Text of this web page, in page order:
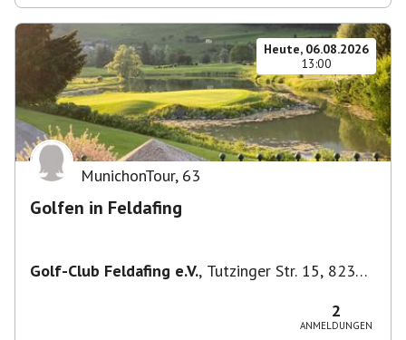
Heute, 06.08.2026
13:00
MunichonTour, 63
Golfen in Feldafing
Golf-Club Feldafing e.V., Tutzinger Str. 15, 82340
2
ANMELDUNGEN